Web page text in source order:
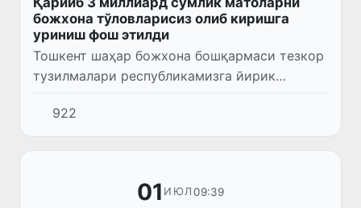
божхона тўловларисиз олиб киришга
уриниш фош этилди
Тошкент шаҳар божхона бошқармаси тезкор
тузилмалари республикамизга йирик
миқдордаги тўқимачилик матоларини
божхона тўловларисиз олиб киришга бўлган
уринишларнинг олдини олди.
922
01 ИЮЛ 09:39